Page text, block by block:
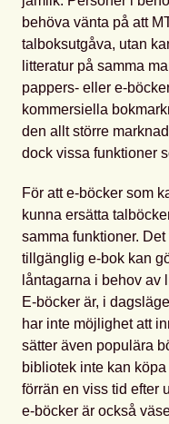
behöva vänta på att
talboksutgåva, utan
litteratur på samma
pappers- eller e-
kommersiella
den allt större
dock vissa funktioner
För att e-böcker som
kunna ersätta
samma funktioner.
tillgänglig e-bok kan
låntagarna i behov av
E-böcker är, i
har inte möjlighet att
sätter även populära
bibliotek inte kan
förrän en viss tid efter
e-böcker är också